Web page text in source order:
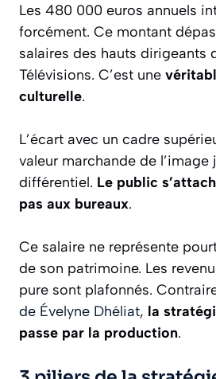
Les 480 000 euros annuels
forcément. Ce montant
salaires des hauts dirigeants
Télévisions. C’est une
culturelle.
L’écart avec un cadre
valeur marchande de l’image
différentiel. Le public
pas aux bureaux.
Ce salaire ne représente
de son patrimoine. Les
pure sont plafonnés.
de Évelyne Dhéliat, la
passe par la production.